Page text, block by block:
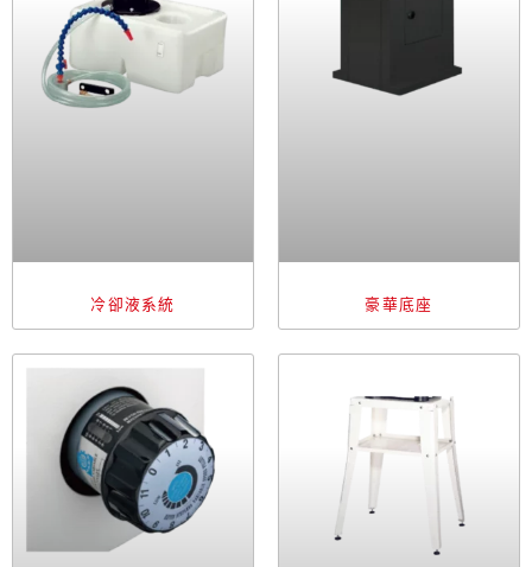
冷卻液系統 豪華底座